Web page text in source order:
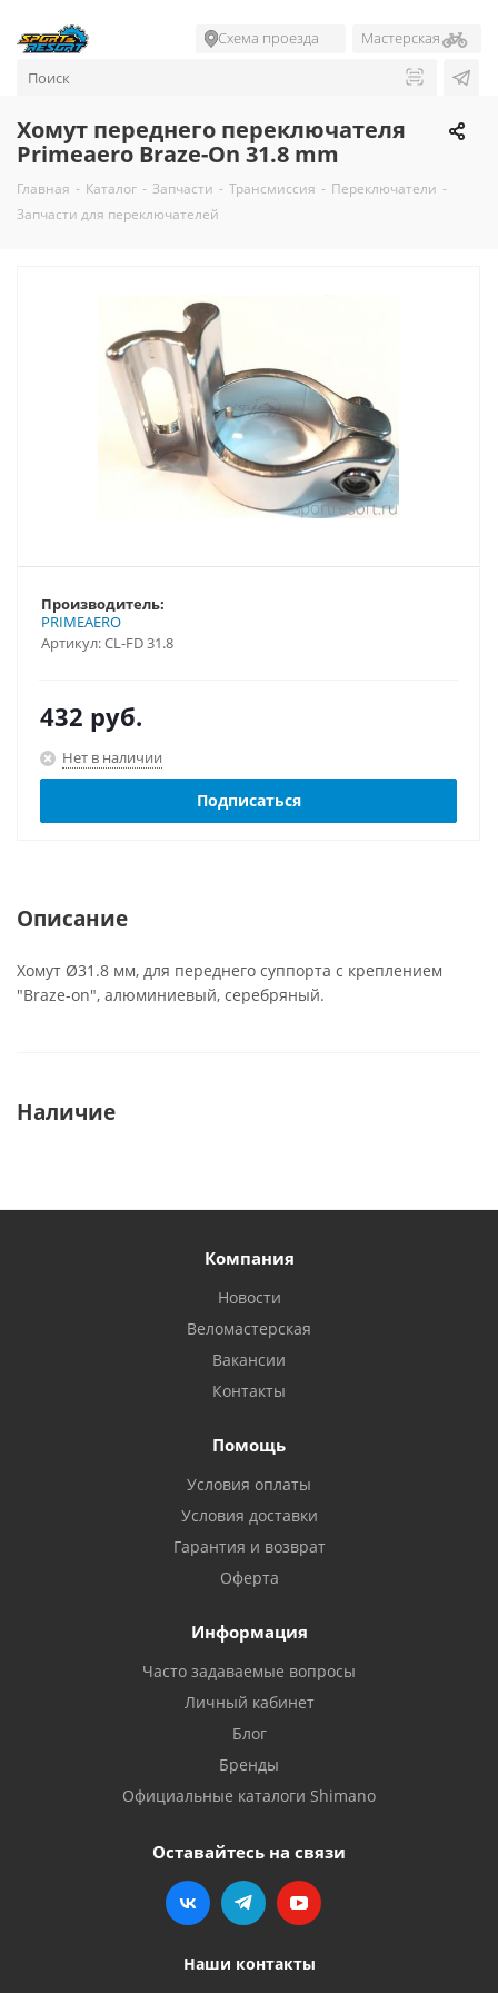
Схема проезда Мастерская
Хомут переднего переключателя
Primeaero Braze-On 31.8 mm
Главная - Каталог - Запчасти - Трансмиссия - Переключатели -
Запчасти для переключателей
Артикул:CL-FD 31.8
Производитель:
PRIMEAERO
432 руб.
Нет в наличии
Подписаться
Описание
Хомут Ø31.8 мм, для переднего суппорта с креплением
"Braze-on", алюминиевый, серебряный.
Наличие
Компания
Новости
Веломастерская
Вакансии
Контакты
Помощь
Условия оплаты
Условия доставки
Гарантия и возврат
Оферта
Информация
Часто задаваемые вопросы
Личный кабинет
Блог
Бренды
Официальные каталоги Shimano
Оставайтесь на связи
Наши контакты